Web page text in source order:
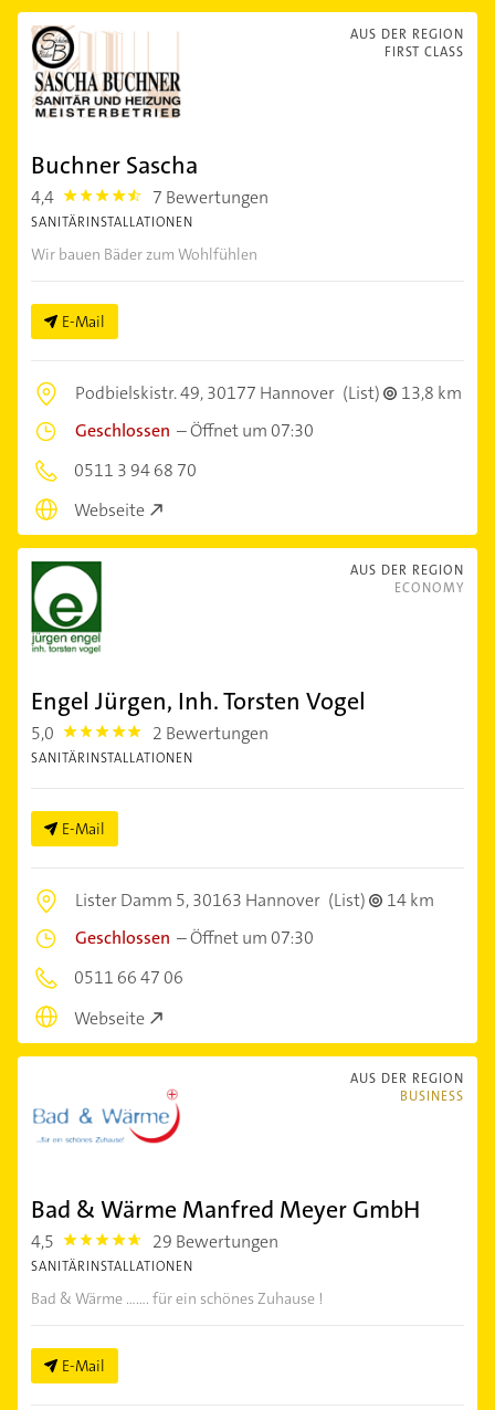
AUS DER REGION
FIRST CLASS
Buchner Sascha
4,4 4.4 7 Bewertungen
SANITÄRINSTALLATIONEN
Wir bauen Bäder zum Wohlfühlen
E-Mail
Podbielskistr. 49,30177 Hannover (List)
13,8 km
Geschlossen –Öffnet um 07:30
0511 3 94 68 70
Webseite
AUS DER REGION
ECONOMY
Engel Jürgen, Inh. Torsten Vogel
5,0 5.0 2 Bewertungen
SANITÄRINSTALLATIONEN
E-Mail
Lister Damm 5,30163 Hannover (List)
14 km
Geschlossen –Öffnet um 07:30
0511 66 47 06
Webseite
AUS DER REGION
BUSINESS
Bad & Wärme Manfred Meyer GmbH
4,5 4.5 29 Bewertungen
SANITÄRINSTALLATIONEN
Bad & Wärme ....... für ein schönes Zuhause !
E-Mail